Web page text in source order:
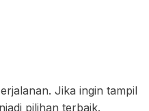
Jika ingin tampil
pilihan terbaik.